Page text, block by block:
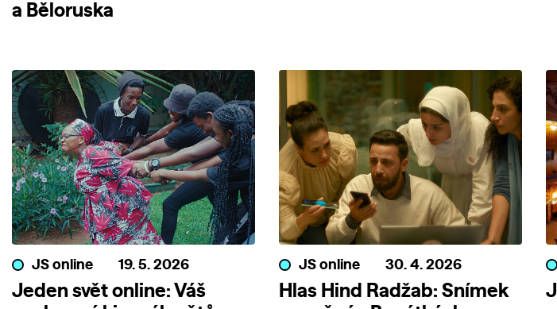
a Běloruska
JS online 19. 5. 2026
Jeden svět online: Váš
JS online 30. 4. 2026
Hlas Hind Radžab: Snímek